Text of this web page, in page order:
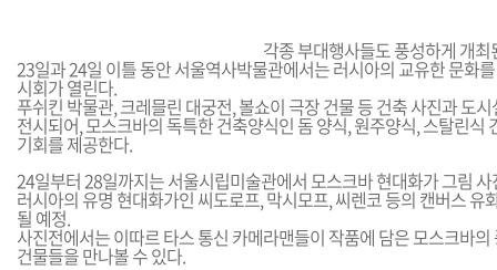
각종 부대행사들도 풍성하게 개최
23일과 24일 이틀 동안 서울역사박물관에서는 러시아의 교유한 문화
시회가 열린다.
푸쉬킨 박물관, 크레믈린 대궁전, 볼쇼이 극장 건물 등 건축 사진과 도
전시되어, 모스크바의 독특한 건축양식인 돔 양식, 원주양식, 스탈린식
기회를 제공한다.
24일부터 28일까지는 서울시립미술관에서 모스크바 현대화가 그림
러시아의 유명 현대화가인 씨도로프, 막시모프, 씨렌코 등의 캔버스 유
될 예정.
사진전에서는 이따르 타스 통신 카메라맨들이 작품에 담은 모스크바
건물들을 만나볼 수 있다.